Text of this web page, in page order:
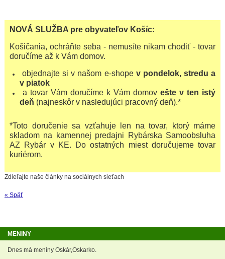
NOVÁ SLUŽBA pre obyvateľov Košíc:
Košičania, ochráňte seba - nemusíte nikam chodiť - tovar
doručíme až k Vám domov.
objednajte si v našom e-shopev pondelok, stredu a
v piatok
a tovar Vám doručíme k Vám domov ešte v ten istý
deň (najneskôr v nasledujúci pracovný deň).*
*Toto doručenie sa vzťahuje len na tovar, ktorý máme
skladom na kamennej predajni Rybárska Samoobsluha
AZ Rybár v KE. Do ostatných miest doručujeme tovar
kuriérom.
Zdieľajte naše články na sociálnych sieťach
« Späť
MENINY
Dnes má meniny Oskár,Oskarko.